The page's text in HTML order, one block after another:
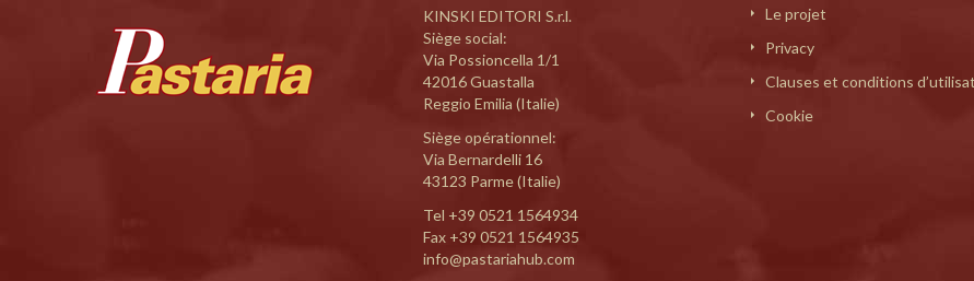
KINSKI EDITORI S.r.l.
Siège social:
Via Possioncella 1/1
42016 Guastalla
Reggio Emilia (Italie)
Siège opérationnel:
Via Bernardelli 16
43123 Parme (Italie)
Tel +39 0521 1564934
Fax +39 0521 1564935
info@pastariahub.com
Le projet
Privacy
Clauses et conditions
Cookie